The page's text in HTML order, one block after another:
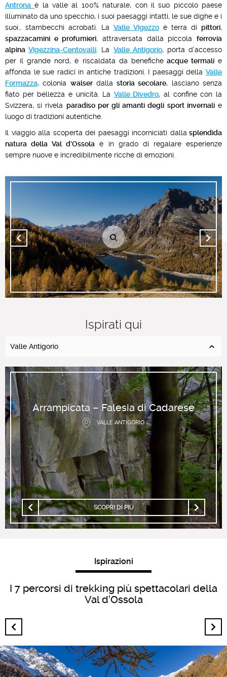
Antrona è la valle al 100% naturale, con il suo piccolo paese
illuminato da uno specchio, i suoi paesaggi intatti, le sue dighe e i
suoi… stambecchi acrobati. La Valle Vigezzo è terra di pittori,
spazzacamini e profumieri, attraversata dalla piccolaferrovia
alpinaVigezzina-Centovalli . La Valle Antigorio, porta d’accesso
per il grande nord, è riscaldata da beneficheacque termalie
affonda le sue radici in antiche tradizioni. I paesaggi della Valle
Formazza, colonia walserdallastoria secolare, lasciano senza
fiato per bellezza e unicità. La Valle Divedro, al confine con la
Svizzera, si rivela paradiso per gli amanti degli sport invernalie
luogo di tradizioni autentiche.
Il viaggio alla scoperta dei paesaggi incorniciati dalla splendida
natura della Val d’Ossola è in grado di regalare esperienze
sempre nuove e incredibilmente ricche di emozioni.
Ispirati qui
Valle Antigorio
Arrampicata – Falesia di Cadarese
VALLE ANTIGORIO
SCOPRI DI PIÙ
Ispirazioni
I 7 percorsi di trekking più spettacolari della
Val d’Ossola